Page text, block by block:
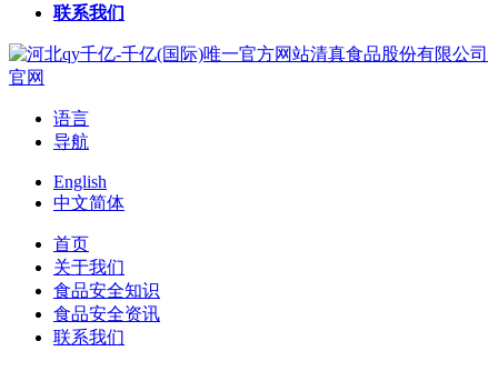
联系我们
语言
导航
English
中文简体
首页
关于我们
食品安全知识
食品安全资讯
联系我们